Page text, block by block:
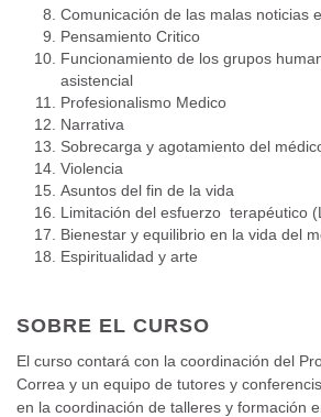
Comunicación de las malas noticias
Pensamiento Critico
Funcionamiento de los grupos
asistencial
Profesionalismo Medico
Narrativa
Sobrecarga y agotamiento del
Violencia
Asuntos del fin de la vida
Limitación del esfuerzo terapéutico
Bienestar y equilibrio en la vida del
Espiritualidad y arte
SOBRE EL CURSO
El curso contará con la coordinación del
Correa y un equipo de tutores y
en la coordinación de talleres y formación